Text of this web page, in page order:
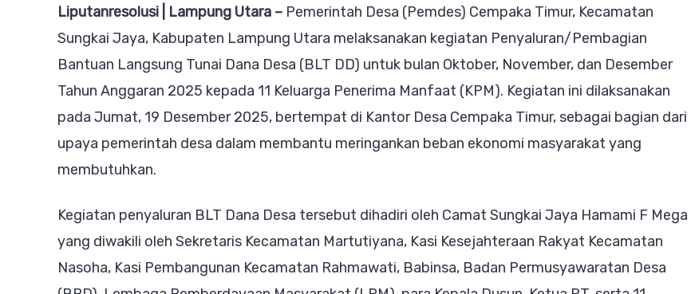
Cempaka
Timur
Terima
BLT
Dana
Desa
Liputanresolusi | Lampung Utara – Pemerintah Desa (Pemdes) Cempaka Timur, Kecamatan
Sungkai Jaya, Kabupaten Lampung Utara melaksanakan kegiatan Penyaluran/Pembagian
Bantuan Langsung Tunai Dana Desa (BLT DD) untuk bulan Oktober, November, dan Desember
Tahun Anggaran 2025 kepada 11 Keluarga Penerima Manfaat (KPM). Kegiatan ini dilaksanakan
pada Jumat, 19 Desember 2025, bertempat di Kantor Desa Cempaka Timur, sebagai bagian dari
upaya pemerintah desa dalam membantu meringankan beban ekonomi masyarakat yang
membutuhkan.
Kegiatan penyaluran BLT Dana Desa tersebut dihadiri oleh Camat Sungkai Jaya Hamami F Mega
yang diwakili oleh Sekretaris Kecamatan Martutiyana, Kasi Kesejahteraan Rakyat Kecamatan
Nasoha, Kasi Pembangunan Kecamatan Rahmawati, Babinsa, Badan Permusyawaratan Desa